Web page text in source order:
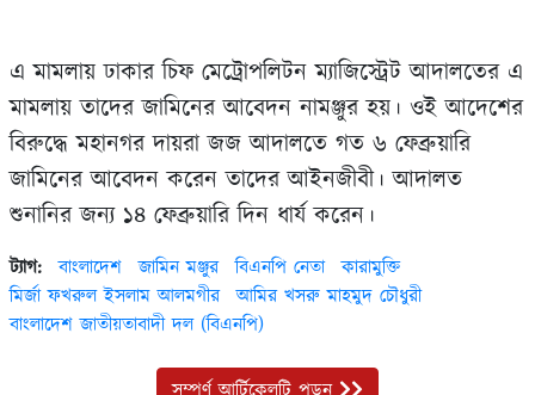
এ মামলায় ঢাকার চিফ মেট্রোপলিটন ম্যাজিস্ট্রেট আদালতের এ
মামলায় তাদের জামিনের আবেদন নামঞ্জুর হয়। ওই আদেশের
বিরুদ্ধে মহানগর দায়রা জজ আদালতে গত ৬ ফেব্রুয়ারি
জামিনের আবেদন করেন তাদের আইনজীবী। আদালত
শুনানির জন্য ১৪ ফেব্রুয়ারি দিন ধার্য করেন।
ট্যাগ: বাংলাদেশ জামিন মঞ্জুর বিএনপি নেতা
কারামুক্তি
মির্জা ফখরুল ইসলাম আলমগীর
আমির খসরু মাহমুদ চৌধুরী
বাংলাদেশ জাতীয়তাবাদী দল (বিএনপি)